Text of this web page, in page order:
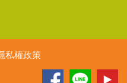
私權政策